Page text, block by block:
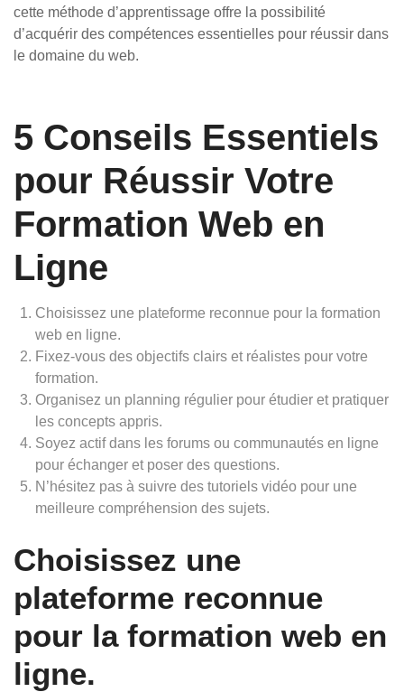
cette méthode d’apprentissage offre la possibilité
d’acquérir des compétences essentielles pour réussir dans
le domaine du web.
5 Conseils Essentiels
pour Réussir Votre
Formation Web en
Ligne
Choisissez une plateforme reconnue pour la formation
web en ligne.
Fixez-vous des objectifs clairs et réalistes pour votre
formation.
Organisez un planning régulier pour étudier et pratiquer
les concepts appris.
Soyez actif dans les forums ou communautés en ligne
pour échanger et poser des questions.
N’hésitez pas à suivre des tutoriels vidéo pour une
meilleure compréhension des sujets.
Choisissez une
plateforme reconnue
pour la formation web en
ligne.